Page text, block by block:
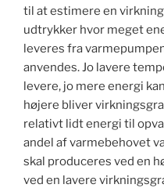
til at estimere en
udtrykker hvor meget
leveres fra
anvendes. Jo lavere
levere, jo mere energi
højere bliver
relativt lidt energi til
andel af varmebehovet
skal produceres ved en
ved en lavere